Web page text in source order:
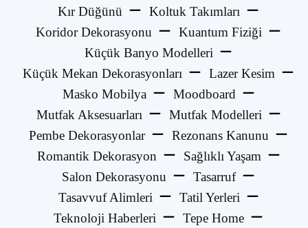
Kır Düğünü
Koltuk Takımları
Koridor Dekorasyonu
Kuantum Fiziği
Küçük Banyo Modelleri
Küçük Mekan Dekorasyonları
Lazer Kesim
Masko Mobilya
Moodboard
Mutfak Aksesuarları
Mutfak Modelleri
Pembe Dekorasyonlar
Rezonans Kanunu
Romantik Dekorasyon
Sağlıklı Yaşam
Salon Dekorasyonu
Tasarruf
Tasavvuf Alimleri
Tatil Yerleri
Teknoloji Haberleri
Tepe Home